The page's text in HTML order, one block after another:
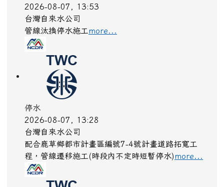
停水
2026-08-07, 13:53
台灣自來水公司
管線汰換停水施工
停水
2026-08-07, 13:28
台灣自來水公司
配合鹿草鄉都市計畫區編號7-4號計畫道路拓寬工